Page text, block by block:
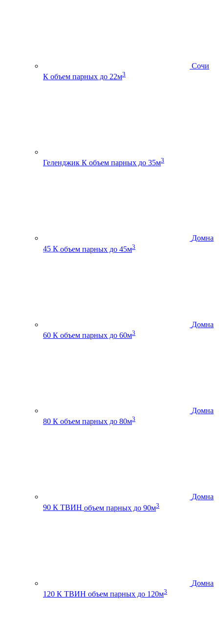
Сочи
К объем парных до 22м3
Геленджик К объем парных до 35м3
Домна
45 К объем парных до 45м3
Домна
60 К объем парных до 60м3
Домна
80 К объем парных до 80м3
Домна
90 К ТВИН объем парных до 90м3
Домна
120 К ТВИН объем парных до 120м3